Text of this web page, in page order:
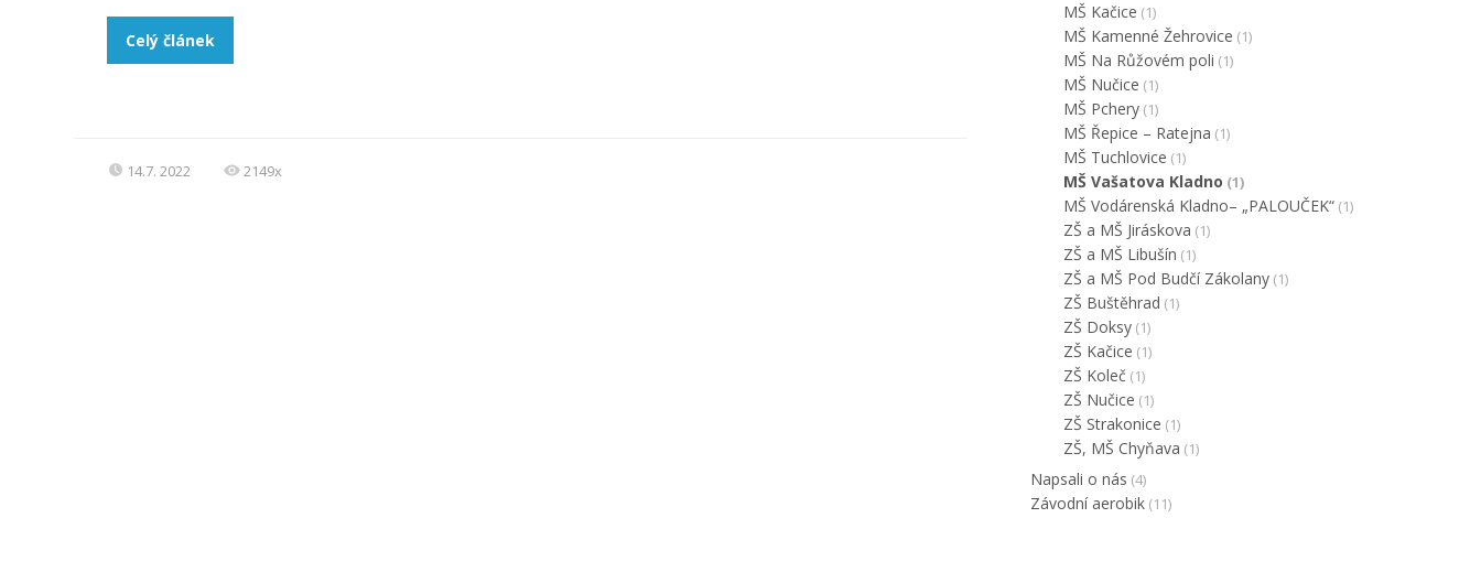
Celý článek
14.7. 2022 2149x
MŠ Kačice (1)
MŠ Kamenné Žehrovice (1)
MŠ Na Růžovém poli (1)
MŠ Nučice (1)
MŠ Pchery(1)
MŠ Řepice – Ratejna (1)
MŠ Tuchlovice (1)
MŠ Vašatova Kladno (1)
MŠ Vodárenská Kladno– „PALOUČEK“(1)
ZŠ a MŠ Jiráskova (1)
ZŠ a MŠ Libušín (1)
ZŠ a MŠ Pod Budčí Zákolany(1)
ZŠ Buštěhrad (1)
ZŠ Doksy(1)
ZŠ Kačice (1)
ZŠ Koleč (1)
ZŠ Nučice (1)
ZŠ Strakonice (1)
ZŠ, MŠ Chyňava (1)
Napsali o nás (4)
Závodní aerobik(11)